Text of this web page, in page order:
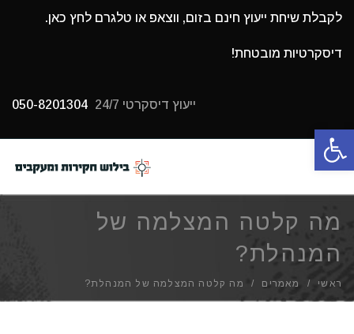
פתח סרגל נגישות
לקבלת שיחת ייעוץ חינם בזום, ווצאפ או טלגרם לחץ כאן.
דיסקרטיות מובטחת!
ייעוץ דיסקרטי 24/7 050-8201304
תפריט
מה קלטה המצלמה של
המנהלת?
ראשי / מאמרים / מה קלטה המצלמה של המנהלת?